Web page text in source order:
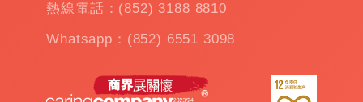
熱線電話：(852) 3188 8810
Whatsapp：(852) 6551 3098